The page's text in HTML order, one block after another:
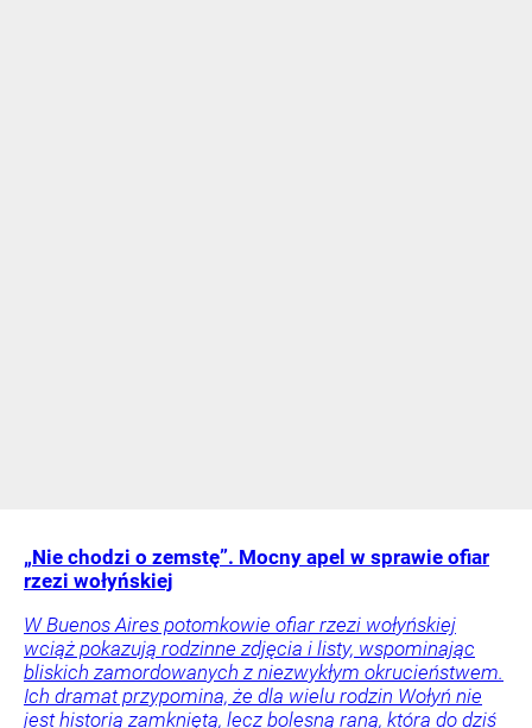
„Nie chodzi o zemstę”. Mocny apel w sprawie ofiar
rzezi wołyńskiej
W Buenos Aires potomkowie ofiar rzezi wołyńskiej
wciąż pokazują rodzinne zdjęcia i listy, wspominając
bliskich zamordowanych z niezwykłym okrucieństwem.
Ich dramat przypomina, że dla wielu rodzin Wołyń nie
jest historią zamkniętą, lecz bolesną raną, która do dziś